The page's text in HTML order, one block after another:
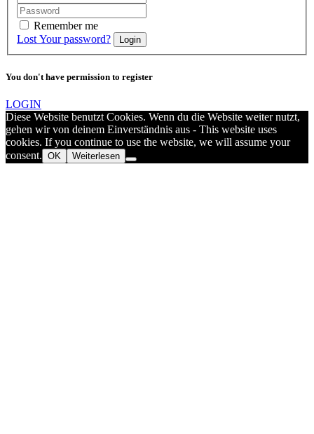
Remember me
Lost Your password?
Login
You don't have permission to register
LOGIN
Diese Website benutzt Cookies. Wenn du die Website weiter nutzt,
gehen wir von deinem Einverständnis aus - This website uses
cookies. If you continue to use the website, we will assume your
consent. OK Weiterlesen